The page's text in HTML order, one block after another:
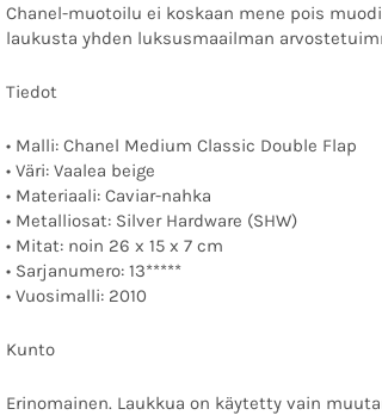
Chanel-muotoilu ei koskaan mene pois
laukusta yhden luksusmaailman
Tiedot
• Malli: Chanel Medium Classic Double Flap
• Väri: Vaalea beige
• Materiaali: Caviar-nahka
• Metalliosat: Silver Hardware (SHW)
• Mitat: noin 26 x 15 x 7 cm
• Sarjanumero: 13*****
• Vuosimalli: 2010
Kunto
Erinomainen. Laukkua on käytetty vain